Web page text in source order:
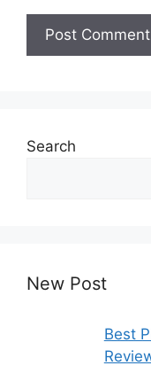
Search
New Post
Best